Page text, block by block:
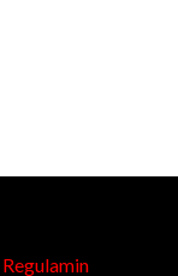
Regulamin